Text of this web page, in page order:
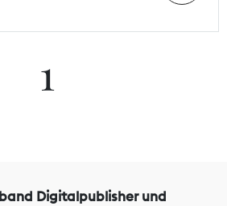
1
Digitalpublisher und